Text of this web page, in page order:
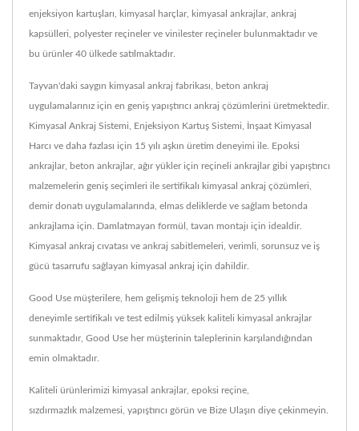
enjeksiyon kartuşları, kimyasal harçlar, kimyasal ankrajlar, ankraj
kapsülleri, polyester reçineler ve vinilester reçineler bulunmaktadır ve
bu ürünler 40 ülkede satılmaktadır.
Tayvan'daki saygın kimyasal ankraj fabrikası, beton ankraj
uygulamalarınız için en geniş yapıştırıcı ankraj çözümlerini üretmektedir.
Kimyasal Ankraj Sistemi, Enjeksiyon Kartuş Sistemi, İnşaat Kimyasal
Harcı ve daha fazlası için 15 yılı aşkın üretim deneyimi ile. Epoksi
ankrajlar, beton ankrajlar, ağır yükler için reçineli ankrajlar gibi yapıştırıcı
malzemelerin geniş seçimleri ile sertifikalı kimyasal ankraj çözümleri,
demir donatı uygulamalarında, elmas deliklerde ve sağlam betonda
ankrajlama için. Damlatmayan formül, tavan montajı için idealdir.
Kimyasal ankraj cıvatası ve ankraj sabitlemeleri, verimli, sorunsuz ve iş
gücü tasarrufu sağlayan kimyasal ankraj için dahildir.
Good Use müşterilere, hem gelişmiş teknoloji hem de 25 yıllık
deneyimle sertifikalı ve test edilmiş yüksek kaliteli kimyasal ankrajlar
sunmaktadır, Good Use her müşterinin taleplerinin karşılandığından
emin olmaktadır.
Kaliteli ürünlerimizi kimyasal ankrajlar, epoksi reçine
sızdırmazlık malzemesi yapıştırıcı görün ve Bize Ulaşın diye çekinmeyin.